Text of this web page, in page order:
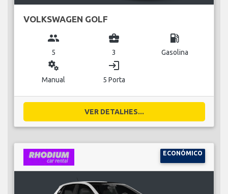
VOLKSWAGEN GOLF
group
5
business_center
3
local_gas_station
Gasolina
miscellaneous_services
Manual
login
5 Porta
VER DETALHES...
ECONÓMICO